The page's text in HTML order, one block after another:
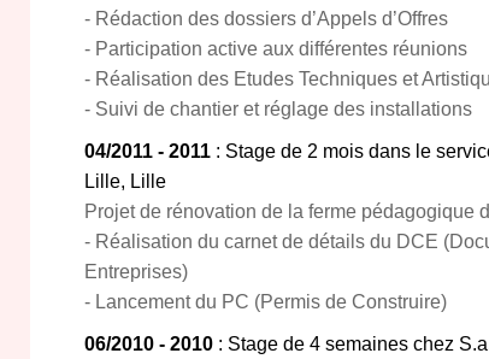
- Rédaction des dossiers d’Appels d’Offres
- Participation active aux différentes réunions
- Réalisation des Etudes Techniques et
- Suivi de chantier et réglage des installations
04/2011 - 2011 : Stage de 2 mois dans le
Lille, Lille
Projet de rénovation de la ferme pédagogique
- Réalisation du carnet de détails du DCE
Entreprises)
- Lancement du PC (Permis de Construire)
06/2010 - 2010 : Stage de 4 semaines chez